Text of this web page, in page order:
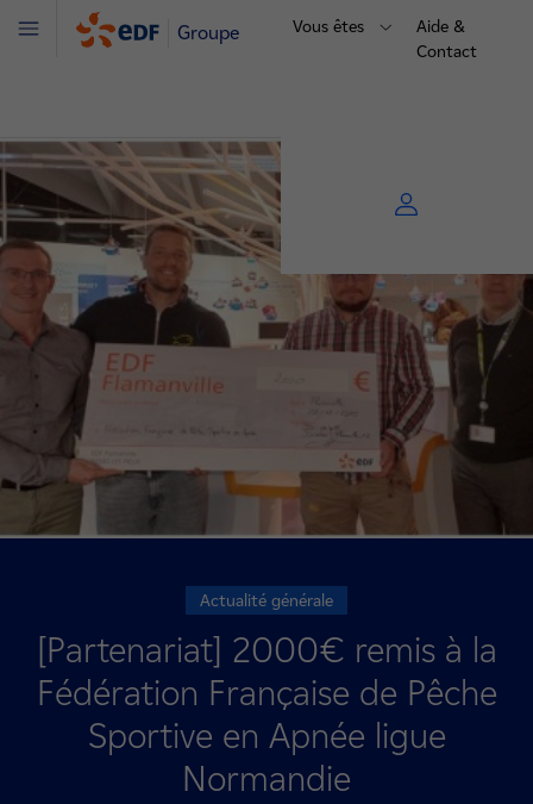
Groupe Vous êtes
Aide &
Contact
Menu
Actualité générale
[Partenariat] 2000€ remis à la
Fédération Française de Pêche
Sportive en Apnée ligue
Normandie